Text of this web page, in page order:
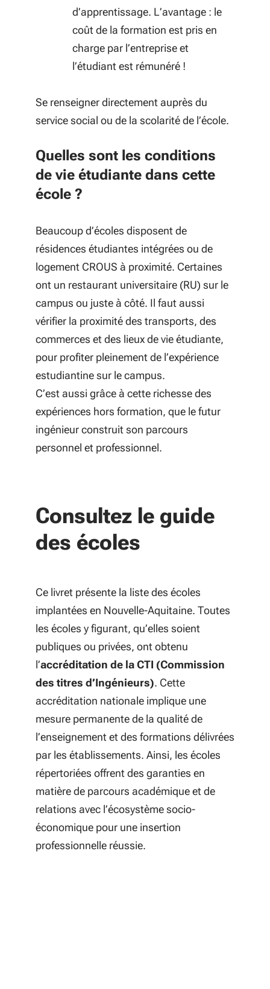
d’apprentissage. L’avantage : le
coût de la formation est pris en
charge par l’entreprise et
l’étudiant est rémunéré !
Se renseigner directement auprès du
service social ou de la scolarité de l’école.
Quelles sont les conditions
de vie étudiante dans cette
école ?
Beaucoup d’écoles disposent de
résidences étudiantes intégrées ou de
logement CROUS à proximité. Certaines
ont un restaurant universitaire (RU) sur le
campus ou juste à côté. Il faut aussi
vérifier la proximité des transports, des
commerces et des lieux de vie étudiante,
pour profiter pleinement de l’expérience
estudiantine sur le campus.
C’est aussi grâce à cette richesse des
expériences hors formation, que le futur
ingénieur construit son parcours
personnel et professionnel.
Consultez le guide
des écoles
Ce livret présente la liste des écoles
implantées en Nouvelle-Aquitaine. Toutes
les écoles y figurant, qu’elles soient
publiques ou privées, ont obtenu
l’accréditation de la CTI (Commission
des titres d’Ingénieurs). Cette
accréditation nationale implique une
mesure permanente de la qualité de
l’enseignement et des formations délivrées
par les établissements. Ainsi, les écoles
répertoriées offrent des garanties en
matière de parcours académique et de
relations avec l’écosystème socio-
économique pour une insertion
professionnelle réussie.